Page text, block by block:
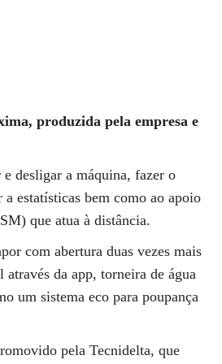
produzida pela empresa e
desligar a máquina, fazer o
estatísticas bem como ao apoio
que atua à distância.
com abertura duas vezes mais
através da app, torneira de água
um sistema eco para poupança
pela Tecnidelta, que